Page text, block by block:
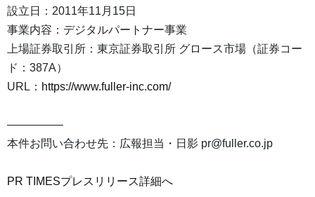
設立日：2011年11月15日
事業内容：デジタルパートナー事業
上場証券取引所：東京証券取引所 グロース市場（証券コー
ド：387A）
URL： https://www.fuller-inc.com/
―――――
本件お問い合わせ先：広報担当・日影 pr@fuller.co.jp
PR TIMESプレスリリース詳細へ